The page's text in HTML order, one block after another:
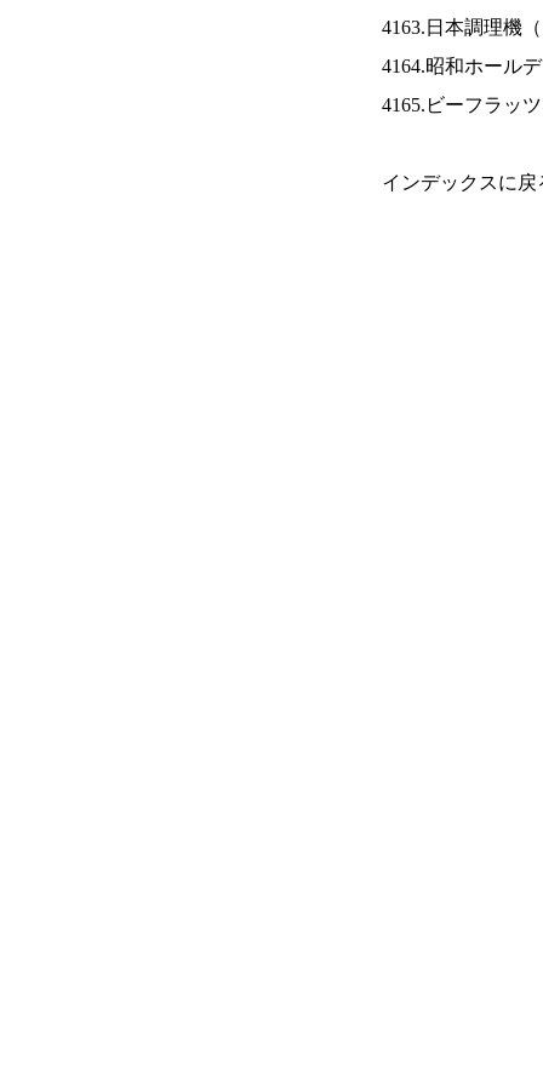
4163.日本調理機（
4164.昭和ホール
4165.ビーフラッ
インデックスに戻